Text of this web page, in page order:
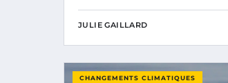
JULIE GAILLARD
CHANGEMENTS CLIMATIQUES